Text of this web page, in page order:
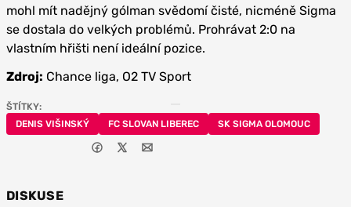
mohl mít nadějný gólman svědomí čisté, nicméně Sigma
se dostala do velkých problémů. Prohrávat 2:0 na
vlastním hřišti není ideální pozice.
Zdroj: Chance liga, O2 TV Sport
ŠTÍTKY:
DENIS VIŠINSKÝ
FC SLOVAN LIBEREC SK SIGMA OLOMOUC
DISKUSE